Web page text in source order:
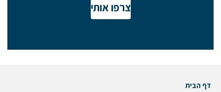
צרפו אותי
דף הבית